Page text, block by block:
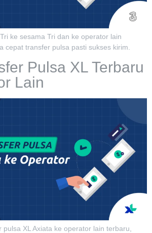
ke sesama Tri dan ke operator lain
cepat transfer pulsa pasti sukses kirim.
Pulsa XL Terbaru
Lain
XL Axiata ke operator lain terbaru,